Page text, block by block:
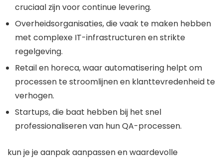
cruciaal zijn voor continue levering.
Overheidsorganisaties, die vaak te maken hebben
met complexe IT-infrastructuren en strikte
regelgeving.
Retail en horeca, waar automatisering helpt om
processen te stroomlijnen en klanttevredenheid te
verhogen.
Startups, die baat hebben bij het snel
professionaliseren van hun QA-processen.
kun je je aanpak aanpassen en waardevolle